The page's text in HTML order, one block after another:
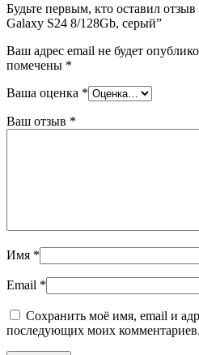
Будьте первым, кто оставил
Galaxy S24 8/128Gb, серый”
Ваш адрес email не будет
помечены *
Ваша оценка *
Ваш отзыв *
Имя *
Email *
Сохранить моё имя, email и
последующих моих комментариев.